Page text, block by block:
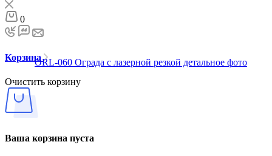
0
Корзина
Очистить корзину
Ваша корзина пуста